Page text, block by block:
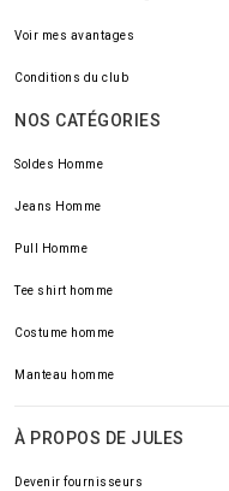
Voir mes avantages
Conditions du club
NOS CATÉGORIES
Soldes Homme
Jeans Homme
Pull Homme
Tee shirt homme
Costume homme
Manteau homme
À PROPOS DE JULES
Devenir fournisseurs